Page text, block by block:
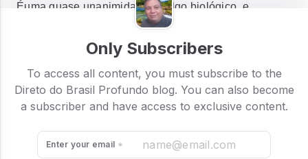
Éuma quase unanimidade! É algo biológico, e
também transcendente, garantir à nossos pequenos a
segurança, que nós, adultos, muitas vezes não
Only Subscribers
To access all content, you must subscribe to the
Direto do Brasil Profundo blog. You can also become
a subscriber and have access to exclusive content.
Enter your email